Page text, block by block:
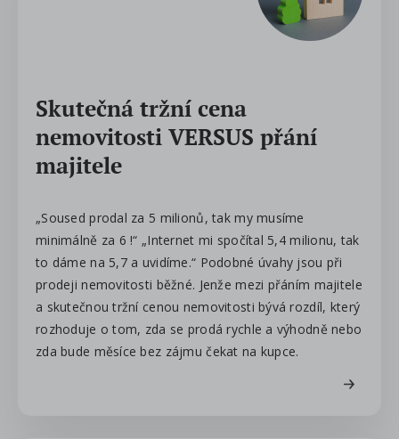
Skutečná tržní cena
nemovitosti VERSUS přání
majitele
„Soused prodal za 5 milionů, tak my musíme
minimálně za 6 !“ „Internet mi spočítal 5,4 milionu, tak
to dáme na 5,7 a uvidíme.“ Podobné úvahy jsou při
prodeji nemovitosti běžné. Jenže mezi přáním majitele
a skutečnou tržní cenou nemovitosti bývá rozdíl, který
rozhoduje o tom, zda se prodá rychle a výhodně nebo
zda bude měsíce bez zájmu čekat na kupce.